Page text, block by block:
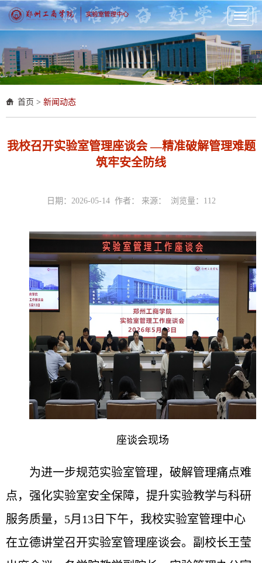
Toggle
首页 > 新闻动态
我校召开实验室管理座谈会 —精准破解管理难题
筑牢安全防线
日期：2026-05-14 作者： 来源： 浏览量： 112
座谈会现场
为进一步规范实验室管理，破解管理痛点难
点，强化实验室安全保障，提升实验教学与科研
服务质量，5月13日下午，我校实验室管理中心
在立德讲堂召开实验室管理座谈会。副校长王莹